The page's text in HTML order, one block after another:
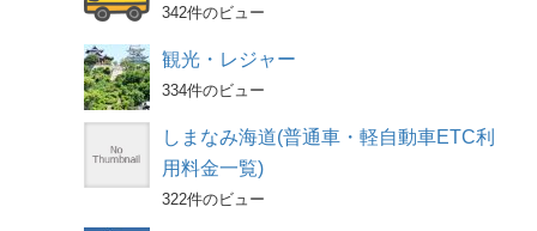
342件のビュー
観光・レジャー
334件のビュー
しまなみ海道(普通車・軽自動車ETC利
用料金一覧)
322件のビュー